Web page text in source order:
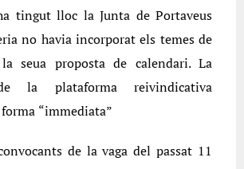
tingut lloc la Junta de Portaveus
no havia incorporat els temes de
seua proposta de calendari. La
la plataforma reivindicativa
“immediata”
de la vaga del passat 11